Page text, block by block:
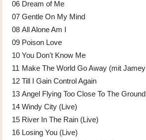
06 Dream of Me
07 Gentle On My Mind
08 All Alone Am I
09 Poison Love
10 You Don't Know Me
11 Make The World Go Away (mit
12 Till I Gain Control Again
13 Angel Flying Too Close To The Ground
14 Windy City (Live)
15 River In The Rain (Live)
16 Losing You (Live)